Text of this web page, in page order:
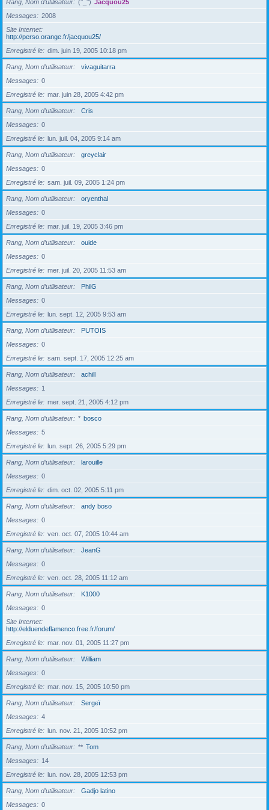
Rang, Nom d’utilisateur (°_°) Jacquou25
Messages
2008
Site Internet
http://perso.orange.fr/jacquou25/
Enregistré le
dim. juin 19, 2005 10:18 pm
Rang, Nom d’utilisateur
vivaguitarra
Messages
0
Enregistré le
mar. juin 28, 2005 4:42 pm
Rang, Nom d’utilisateur
Cris
Messages
0
Enregistré le
lun. juil. 04, 2005 9:14 am
Rang, Nom d’utilisateur
greyclair
Messages
0
Enregistré le
sam. juil. 09, 2005 1:24 pm
Rang, Nom d’utilisateur
oryenthal
Messages
0
Enregistré le
mar. juil. 19, 2005 3:46 pm
Rang, Nom d’utilisateur
ouide
Messages
0
Enregistré le
mer. juil. 20, 2005 11:53 am
Rang, Nom d’utilisateur
PhilG
Messages
0
Enregistré le
lun. sept. 12, 2005 9:53 am
Rang, Nom d’utilisateur
PUTOIS
Messages
0
Enregistré le
sam. sept. 17, 2005 12:25 am
Rang, Nom d’utilisateur
achill
Messages
1
Enregistré le
mer. sept. 21, 2005 4:12 pm
Rang, Nom d’utilisateur * bosco
Messages
5
Enregistré le
lun. sept. 26, 2005 5:29 pm
Rang, Nom d’utilisateur
larouille
Messages
0
Enregistré le
dim. oct. 02, 2005 5:11 pm
Rang, Nom d’utilisateur
andy boso
Messages
0
Enregistré le
ven. oct. 07, 2005 10:44 am
Rang, Nom d’utilisateur
JeanG
Messages
0
Enregistré le
ven. oct. 28, 2005 11:12 am
Rang, Nom d’utilisateur
K1000
Messages
0
Site Internet
http://elduendeflamenco.free.fr/forum/
Enregistré le
mar. nov. 01, 2005 11:27 pm
Rang, Nom d’utilisateur
William
Messages
0
Enregistré le
mar. nov. 15, 2005 10:50 pm
Rang, Nom d’utilisateur
Sergeï
Messages
4
Enregistré le
lun. nov. 21, 2005 10:52 pm
Rang, Nom d’utilisateur ** Tom
Messages
14
Enregistré le
lun. nov. 28, 2005 12:53 pm
Rang, Nom d’utilisateur
Gadjo latino
Messages
0